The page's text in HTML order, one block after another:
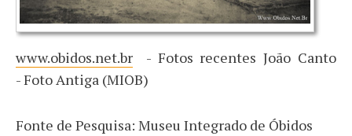
www.obidos.net.br - Fotos recentes João Canto
- Foto Antiga (MIOB)
Fonte de Pesquisa: Museu Integrado de Óbidos